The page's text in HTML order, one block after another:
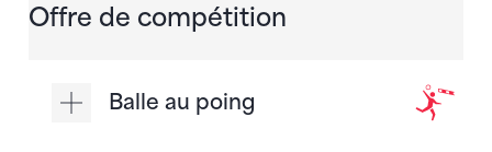
Offre de compétition
Balle au poing